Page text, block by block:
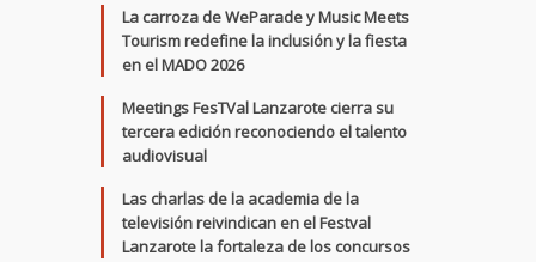
La carroza de WeParade y Music Meets
Tourism redefine la inclusión y la fiesta
en el MADO 2026
Meetings FesTVal Lanzarote cierra su
tercera edición reconociendo el talento
audiovisual
Las charlas de la academia de la
televisión reivindican en el Festval
Lanzarote la fortaleza de los concursos